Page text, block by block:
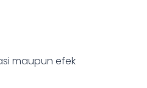
maupun efek